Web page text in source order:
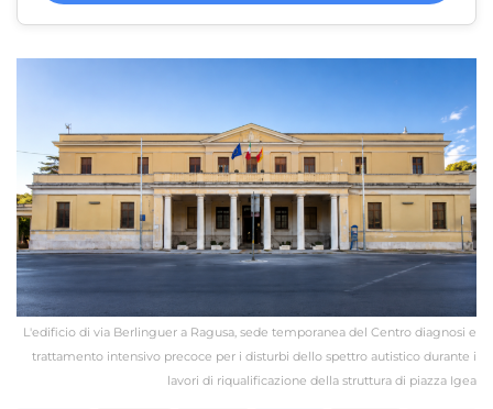
L'edificio di via Berlinguer a Ragusa, sede temporanea del Centro diagnosi e
trattamento intensivo precoce per i disturbi dello spettro autistico durante i
lavori di riqualificazione della struttura di piazza Igea